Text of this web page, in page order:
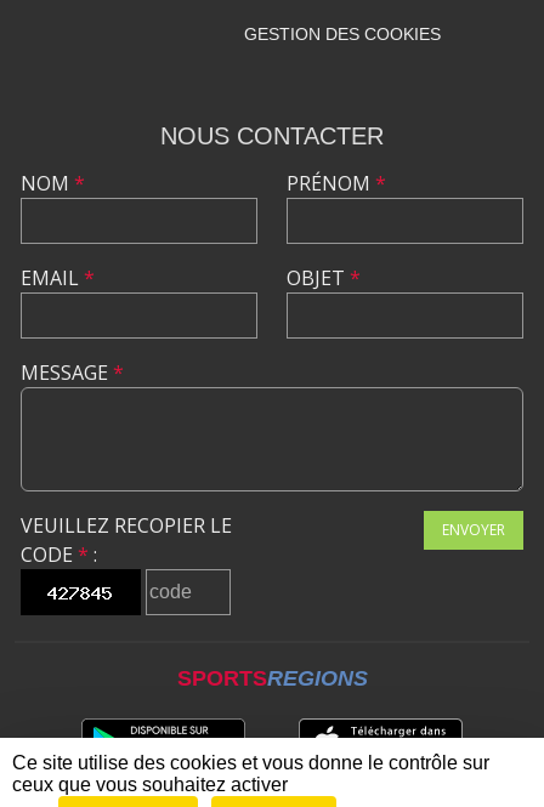
GESTION DES COOKIES
NOUS CONTACTER
NOM *
EMAIL*
PRÉNOM *
OBJET *
MESSAGE *
VEUILLEZ RECOPIER LE
CODE * :
ENVOYER
SPORTSREGIONS
Ce site utilise des cookies et vous donne le contrôle sur
ceux que vous souhaitez activer